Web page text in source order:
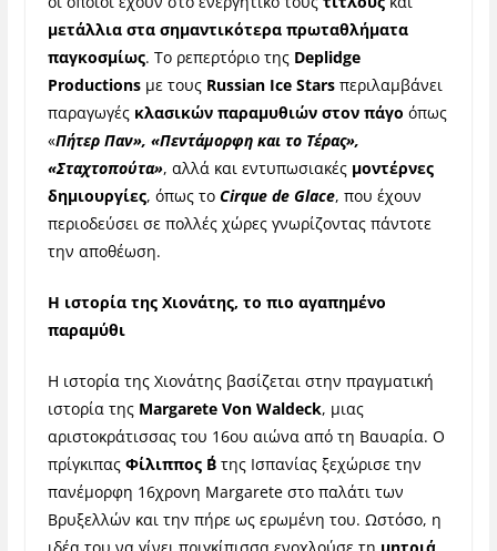
μετάλλια στα σημαντικότερα πρωταθλήματα
παγκοσμίως. Το ρεπερτόριο της Deplidge
Productionsμε τους Russian Ice Starsπεριλαμβάνει
παραγωγές κλασικών παραμυθιών στον πάγο όπως
«Πήτερ Παν», «Πεντάμορφη και το Τέρας»,
«Σταχτοπούτα», αλλά και εντυπωσιακές μοντέρνες
δημιουργίες, όπως το Cirque de Glace, που έχουν
περιοδεύσει σε πολλές χώρες γνωρίζοντας πάντοτε
την αποθέωση.
Η ιστορία της Χιονάτης, το πιο αγαπημένο
παραμύθι
Η ιστορία της Χιονάτης βασίζεται στην πραγματική
ιστορία της Margarete Von Waldeck, μιας
αριστοκράτισσας του 16ου αιώνα από τη Βαυαρία. Ο
πρίγκιπας Φίλιππος Β΄της Ισπανίας ξεχώρισε την
πανέμορφη 16χρονη Margarete στο παλάτι των
Βρυξελλών και την πήρε ως ερωμένη του. Ωστόσο, η